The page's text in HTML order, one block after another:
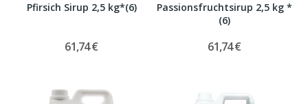
Pfirsich Sirup 2,5 kg*(6)
61,74 €
Passionsfruchtsirup 2,5 kg *
(6)
61,74 €